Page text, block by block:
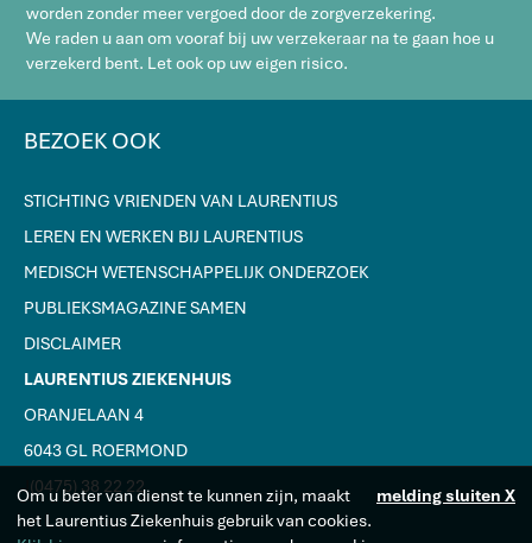
worden zonder meer vergoed door de zorgverzekering.
We raden u aan om vooraf bij uw verzekeraar na te gaan hoe u
verzekerd bent. Let ook op uw eigen risico.
BEZOEK OOK
STICHTING VRIENDEN VAN LAURENTIUS
LEREN EN WERKEN BIJ LAURENTIUS
MEDISCH WETENSCHAPPELIJK ONDERZOEK
PUBLIEKSMAGAZINE SAMEN
DISCLAIMER
LAURENTIUS ZIEKENHUIS
ORANJELAAN 4
6043 GL ROERMOND
J(0475) 38 22 22 melding sluiten X
Om u beter van dienst te kunnen zijn, maakt
het Laurentius Ziekenhuis gebruik van cookies.